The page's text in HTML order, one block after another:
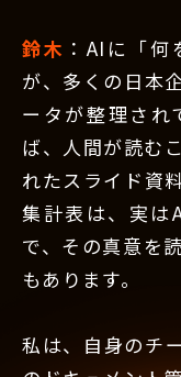
鈴木 ：AIに「
が、多くの日本
ータが整理され
ば、人間が読む
れたスライド資
集計表は、実は
で、その真意を
もあります。
私は、自身のチ